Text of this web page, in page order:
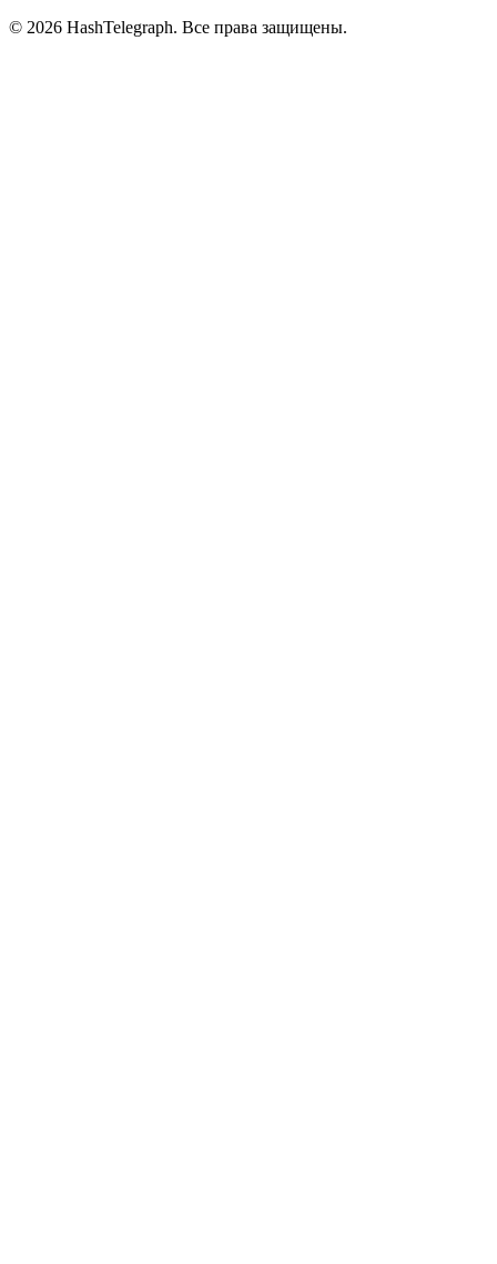
© 2026 HashTelegraph. Все права защищены.